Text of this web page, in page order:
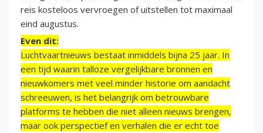
reis kosteloos vervroegen of uitstellen tot maximaal
eind augustus.
Even dit:
Luchtvaartnieuws bestaat inmiddels bijna 25 jaar. In
een tijd waarin talloze vergelijkbare bronnen en
nieuwkomers met veel minder historie om aandacht
schreeuwen, is het belangrijk om betrouwbare
platforms te hebben die niet alleen nieuws brengen,
maar ook perspectief en verhalen die er echt toe